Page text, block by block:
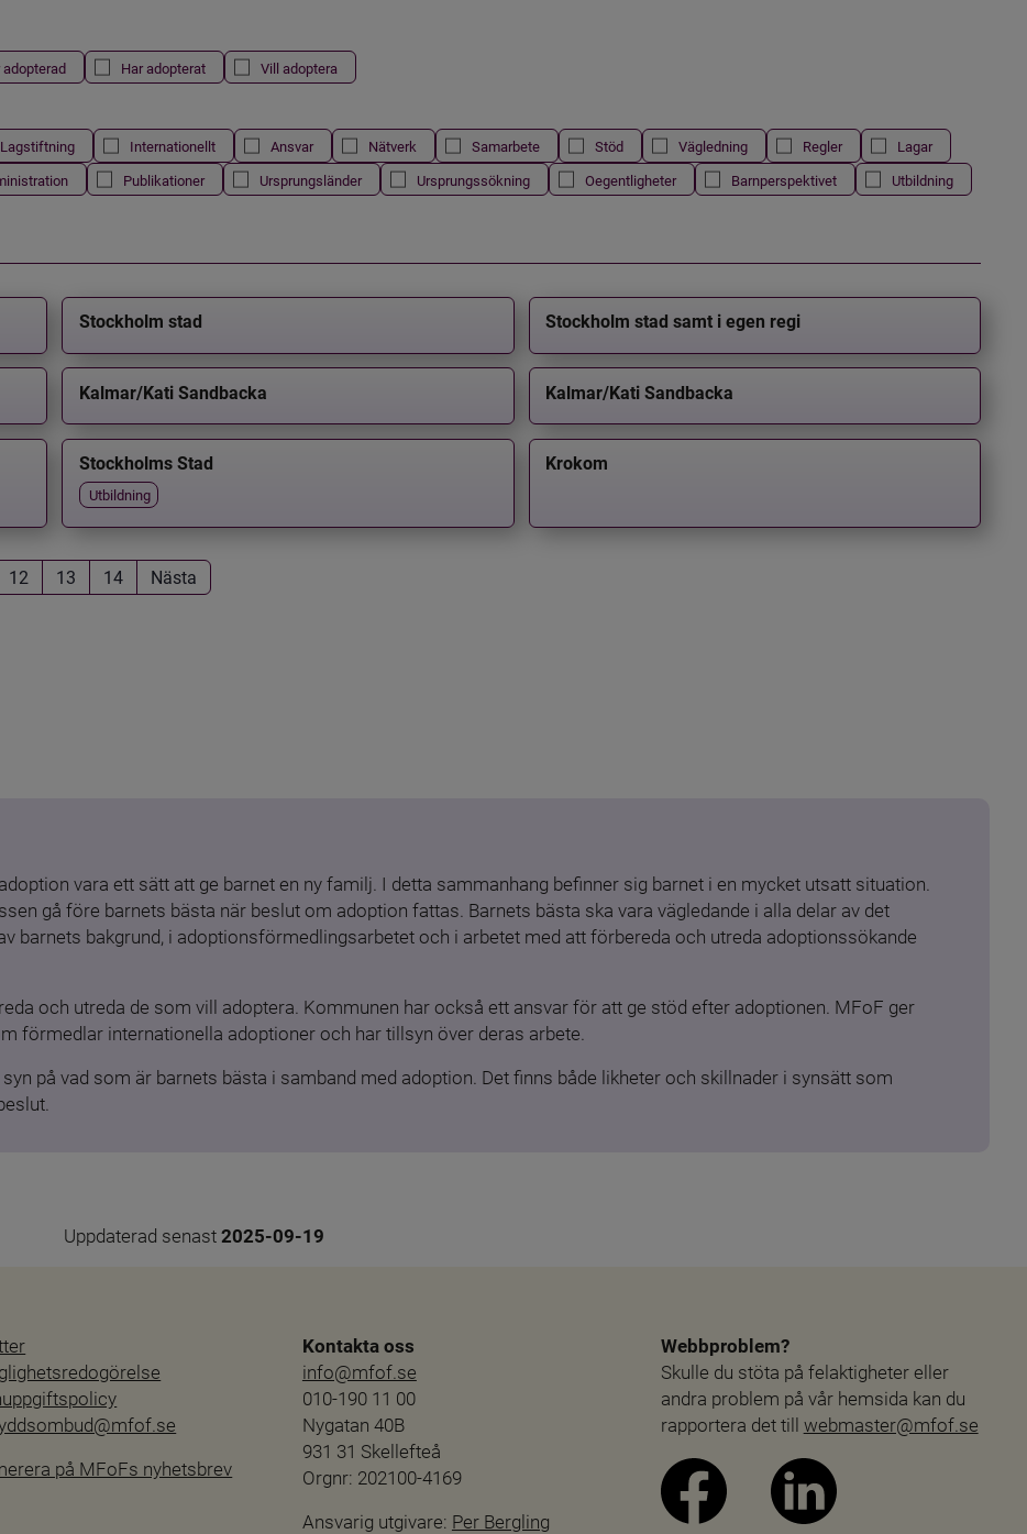
adopterad Har adopterat Vill adoptera
Lagstiftning Internationellt Ansvar Nätverk Samarbete Stöd Vägledning Regler
Lagar
Publikationer Ursprungsländer Ursprungssökning Oegentligheter Barnperspektivet
Utbildning
Stockholm stad Stockholm stad samt i egen regi
Kalmar/Kati Sandbacka Kalmar/Kati Sandbacka
Stockholms Stad
Utbildning
Krokom
12 13 14 Nästa
vara ett sätt att ge barnet en ny familj. I detta sammanhang befinner sig barnet i en mycket utsatt situation.
gå före barnets bästa när beslut om adoption fattas. Barnets bästa ska vara vägledande i alla delar av det
barnets bakgrund, i adoptionsförmedlingsarbetet och i arbetet med att förbereda och utreda adoptionssökande
och utreda de som vill adoptera. Kommunen har också ett ansvar för att ge stöd efter adoptionen. MFoF ger
förmedlar internationella adoptioner och har tillsyn över deras arbete.
på vad som är barnets bästa i samband med adoption. Det finns både likheter och skillnader i synsätt som
Uppdaterad senast 2025-09-19
på MFoFs nyhetsbrev
Kontakta oss
info@mfof.se
010-190 11 00
Nygatan 40B
931 31 Skellefteå
Orgnr: 202100-4169
Ansvarig utgivare: Per Bergling
Webbproblem?
Skulle du stöta på felaktigheter eller
andra problem på vår hemsida kan du
rapportera det till webmaster@mfof.se